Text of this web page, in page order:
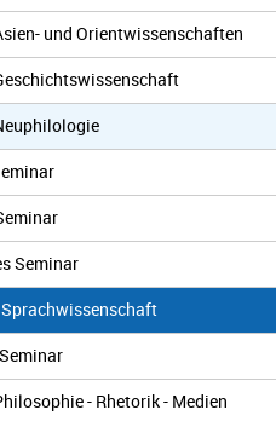
und Orientwissenschaften
Seminar
- Rhetorik - Medien